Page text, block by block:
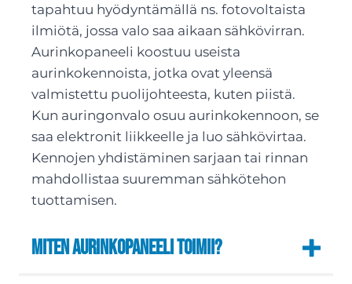
tapahtuu hyödyntämällä ns. fotovoltaista
ilmiötä, jossa valo saa aikaan sähkövirran.
Aurinkopaneeli koostuu useista
aurinkokennoista, jotka ovat yleensä
valmistettu puolijohteesta, kuten piistä.
Kun auringonvalo osuu aurinkokennoon, se
saa elektronit liikkeelle ja luo sähkövirtaa.
Kennojen yhdistäminen sarjaan tai rinnan
mahdollistaa suuremman sähkötehon
tuottamisen.
Miten aurinkopaneeli toimii?